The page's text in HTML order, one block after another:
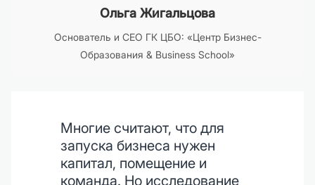
Ольга Жигальцова
Основатель и CEO ГК ЦБО: «Центр Бизнес-
Образования & Business School»
Многие считают, что для
запуска бизнеса нужен
капитал, помещение и
команда. Но исследование